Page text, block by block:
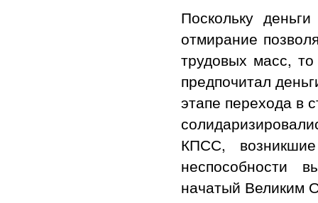
Поскольку
отмирание
трудовых масс,
предпочитал
этапе перехода в
КПСС,
неспособности
начатый Великим